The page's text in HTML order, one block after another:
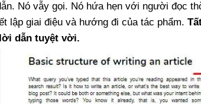
Nó vẫy gọi. Nó hứa hẹn với người đọc
lập giai điệu và hướng đi của tác phẩm.
dẫn tuyệt vời.